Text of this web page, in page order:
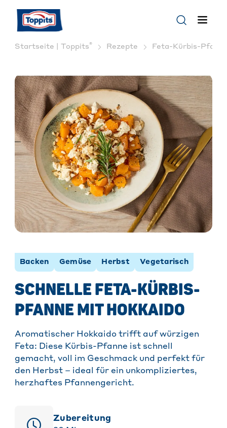
Startseite | Toppits® Rezepte Feta-Kürbis-
Backen Gemüse Herbst Vegetarisch
SCHNELLE FETA-KÜRBIS-
PFANNE MIT HOKKAIDO
Aromatischer Hokkaido trifft auf würzigen
Feta: Diese Kürbis-Pfanne ist schnell
gemacht, voll im Geschmack und perfekt für
den Herbst – ideal für ein unkompliziertes,
herzhaftes Pfannengericht.
Zubereitung